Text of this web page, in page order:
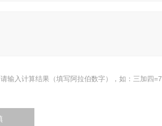
请输入计算结果（填写阿拉伯数字），如：三加四=7